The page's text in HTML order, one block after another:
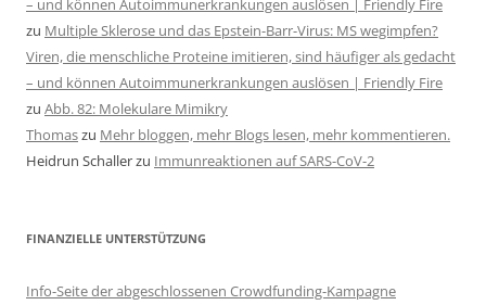
– und können Autoimmunerkrankungen auslösen | Friendly Fire
zu Multiple Sklerose und das Epstein-Barr-Virus: MS wegimpfen?
Viren, die menschliche Proteine imitieren, sind häufiger als gedacht
– und können Autoimmunerkrankungen auslösen | Friendly Fire
zu Abb. 82: Molekulare Mimikry
Thomaszu Mehr bloggen, mehr Blogs lesen, mehr kommentieren.
Heidrun Schallerzu Immunreaktionen auf SARS-CoV-2
FINANZIELLE UNTERSTÜTZUNG
Info-Seite der abgeschlossenen Crowdfunding-Kampagne